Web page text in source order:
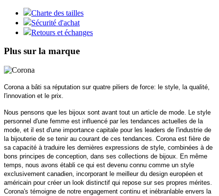
Charte des tailles
Sécurité d'achat
Retours et échanges
Plus sur la marque
Corona a bâti sa réputation sur quatre piliers de force: le style, la qualité,
l'innovation et le prix.
Nous pensons que les bijoux sont avant tout un article de mode. Le style
personnel d'une femme est influencé par les tendances actuelles de la
mode, et il est d'une importance capitale pour les leaders de l'industrie de
la bijouterie de se tenir au courant de ces tendances. Corona est fière de
sa capacité à traduire les dernières expressions de style, combinées à de
bons principes de conception, dans ses collections de bijoux. En même
temps, nous avons établi ce qui est devenu connu comme un style
exclusivement canadien, incorporant le meilleur du design européen et
américain pour créer un look distinctif qui repose sur ses propres mérites.
Corona's témoigne de notre engagement continu et inébranlable envers la